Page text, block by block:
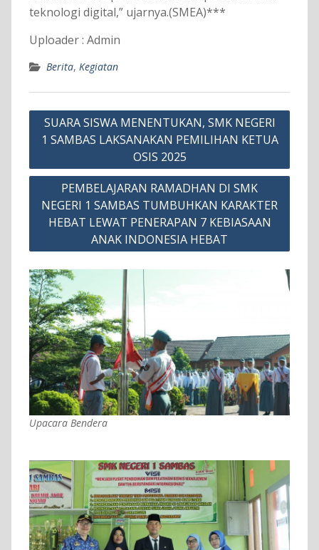
teknologi digital,” ujarnya.(SMEA)***
Uploader : Admin
Berita, Kegiatan
Navigasi
pos
SUARA SISWA MENENTUKAN, SMK NEGERI
1 SAMBAS LAKSANAKAN PEMILIHAN KETUA
OSIS 2025
PEMBELAJARAN RAMADHAN DI SMK
NEGERI 1 SAMBAS TUMBUHKAN KARAKTER
HEBAT LEWAT PENERAPAN 7 KEBIASAAN
ANAK INDONESIA HEBAT
Upacara Bendera